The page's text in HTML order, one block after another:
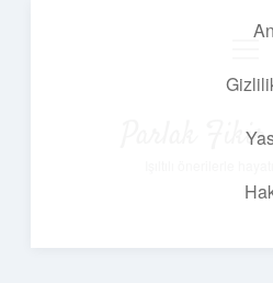
Parlak Fikir